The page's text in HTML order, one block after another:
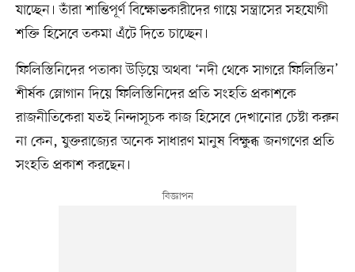
যাচ্ছেন। তাঁরা শান্তিপূর্ণ বিক্ষোভকারীদের গায়ে সন্ত্রাসের সহযোগী
শক্তি হিসেবে তকমা এঁটে দিতে চাচ্ছেন।
ফিলিস্তিনিদের পতাকা উড়িয়ে অথবা ‘নদী থেকে সাগরে ফিলিস্তিন’
শীর্ষক স্লোগান দিয়ে ফিলিস্তিনিদের প্রতি সংহতি প্রকাশকে
রাজনীতিকেরা যতই নিন্দাসূচক কাজ হিসেবে দেখানোর চেষ্টা করুন
না কেন, যুক্তরাজ্যের অনেক সাধারণ মানুষ বিক্ষুব্ধ জনগণের প্রতি
সংহতি প্রকাশ করছেন।